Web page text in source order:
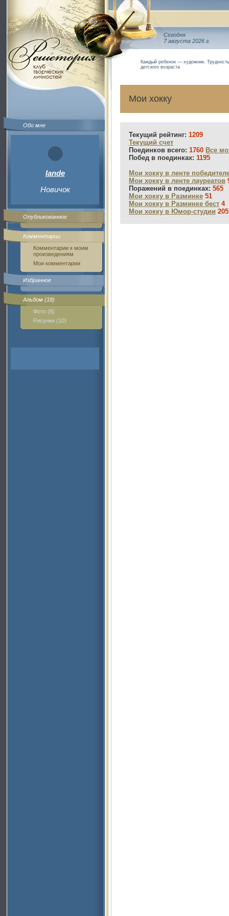
Обо мне
lande
Новичок
Опубликованное
Комментарии
Комментарии к моим
произведениям
Мои комментарии
Избранное
Альбом (18)
Фото (8)
Рисунки (10)
Сегодня
7 августа 2026 г.
Каждый ребенок — художник.
детского возраста
Мои хокку
Текущий рейтинг: 1209
Текущий счет
Поединков всего: 1760 Все
Побед в поединках: 1195
Мои хокку в ленте
Мои хокку в ленте лауреатов
Поражений в поединках: 565
Мои хокку в Разминке 51
Мои хокку в Разминке бест 4
Мои хокку в Юмор-студии 205